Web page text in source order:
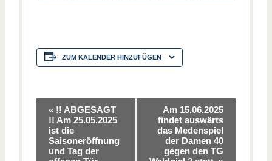
ZUM KALENDER HINZUFÜGEN
V
e
« !! ABGESAGT
!! Am 25.05.2025
ist die
Saisoneröffnung
und Tag der
Am 15.06.2025
findet auswärts
das Medenspiel
der Damen 40
gegen den TG